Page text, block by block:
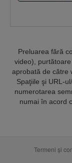
Preluarea fără
video),
aprobată de către
Spaţiile şi URL-
numerotarea
numai în acord
Termeni și